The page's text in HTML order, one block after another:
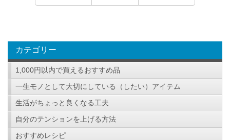
カテゴリー
1,000円以内で買えるおすすめ品
一生モノとして大切にしている（したい）アイテム
生活がちょっと良くなる工夫
自分のテンションを上げる方法
おすすめレシピ